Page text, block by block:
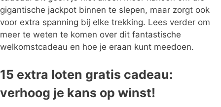
gigantische jackpot binnen te slepen, maar zorgt ook
voor extra spanning bij elke trekking. Lees verder om
meer te weten te komen over dit fantastische
welkomstcadeau en hoe je eraan kunt meedoen.
15 extra loten gratis cadeau:
verhoog je kans op winst!